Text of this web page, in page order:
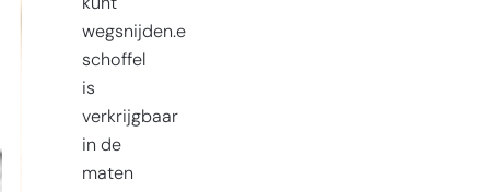
kunt
wegsnijden.e
schoffel
is
verkrijgbaar
in de
maten